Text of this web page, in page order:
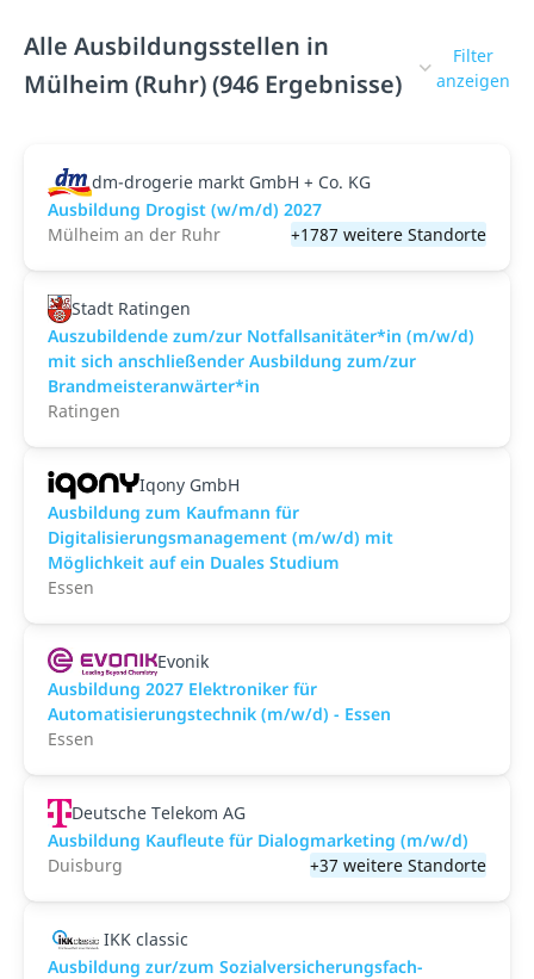
Alle Ausbildungsstellen in
Mülheim (Ruhr) (946 Ergebnisse)
Filter
anzeigen
dm-drogerie markt GmbH + Co. KG
Ausbildung Drogist (w/m/d) 2027
Mülheim an der Ruhr
+1787 weitere Standorte
Stadt Ratingen
Auszubildende zum/zur Notfallsanitäter*in (m/w/d)
mit sich anschließender Ausbildung zum/zur
Brandmeisteranwärter*in
Ratingen
Iqony GmbH
Ausbildung zum Kaufmann für
Digitalisierungsmanagement (m/w/d) mit
Möglichkeit auf ein Duales Studium
Essen
Evonik
Ausbildung 2027 Elektroniker für
Automatisierungstechnik (m/w/d) - Essen
Essen
Deutsche Telekom AG
Ausbildung Kaufleute für Dialogmarketing (m/w/d)
Duisburg
+37 weitere Standorte
IKK classic
Aus­bild­ung zur/zum Sozial­versicher­ungs­fach­